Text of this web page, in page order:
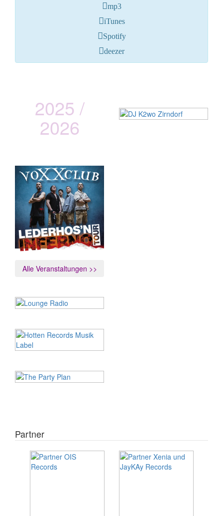
mp3
iTunes
Spotify
deezer
2025 /
2026
Alle Veranstaltungen >>
Partner